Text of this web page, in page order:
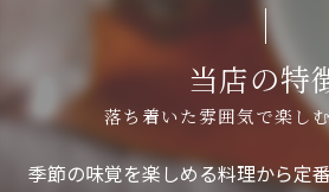
落ち着いた雰囲気で楽し
当店の特
季節の味覚を楽しめる料理から定